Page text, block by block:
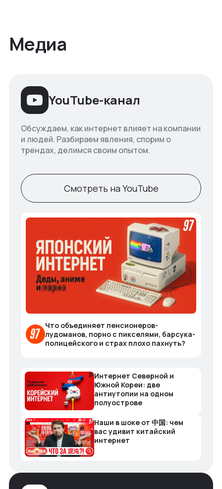
Медиа
YouTube-канал
Обсуждаем, как интернет влияет на компании
и людей. Разбираем явления, спорим о
трендах, делимся своим опытом.
Смотреть на YouTube
Что объединяет пенсионеров-
лудоманов, порно с пикселями, барсука-
полицейского и страх плохо пахнуть?
Интернет Северной и
Южной Кореи: две
антиутопии на одном
полуострове
Наши в шоке от 中国: чем
вас удивит китайский
интернет